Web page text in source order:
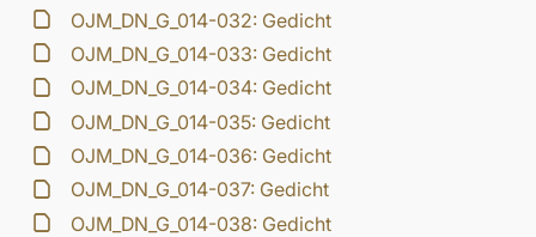
OJM_DN_G_014-032: Gedicht
OJM_DN_G_014-033: Gedicht
OJM_DN_G_014-034: Gedicht
OJM_DN_G_014-035: Gedicht
OJM_DN_G_014-036: Gedicht
OJM_DN_G_014-037: Gedicht
OJM_DN_G_014-038: Gedicht